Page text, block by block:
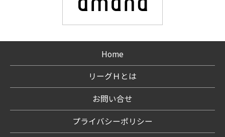
Home
リーグＨとは
お問い合せ
プライバシーポリシー